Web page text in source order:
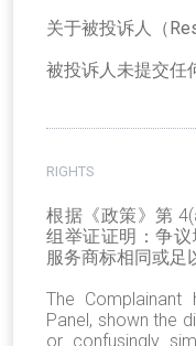
关于被投诉人（
被投诉人未提交任
RIGHTS
根据《政策》第
组举证证明：争
服务商标相同或足
The
Panel, shown the
or confusingly